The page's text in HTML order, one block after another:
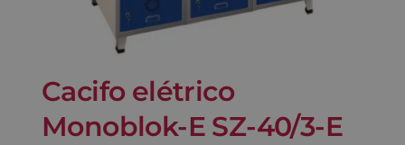
Cacifo elétrico
Monoblok-E SZ-40/3-E